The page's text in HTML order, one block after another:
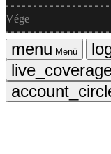
Vége
Menü